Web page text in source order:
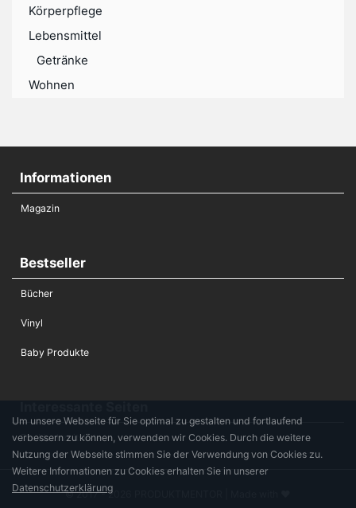
Körperpflege
Lebensmittel
Getränke
Wohnen
Informationen
Magazin
Bestseller
Bücher
Vinyl
Baby Produkte
Die Hochzeitsliste
© 2017 - 2026 PRODUKTMENTOR | Made with ♥
Um unsere Webseite für Sie optimal zu gestalten und fortlaufend
verbessern zu können, verwenden wir Cookies. Durch die weitere
Nutzung der Webseite stimmen Sie der Verwendung von Cookies zu.
Weitere Informationen zu Cookies erhalten Sie in unserer
Datenschutzerklärung